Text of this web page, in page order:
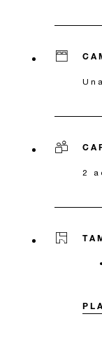
2